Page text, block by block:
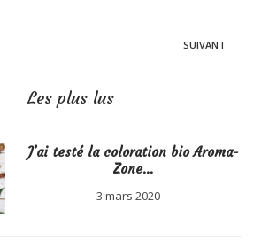
SUIVANT
Les plus lus
J’ai testé la coloration bio Aroma-
Zone…
3 mars 2020